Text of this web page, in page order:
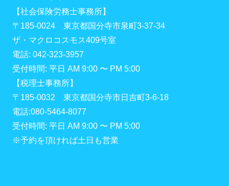
【社会保険労務士事務所】
〒185-0024 東京都国分寺市泉町3-37-34
ザ・マクロコスモス409号室
電話: 042-323-3957
受付時間: 平日 AM 9:00 〜 PM 5:00
【税理士事務所】
〒185-0032 東京都国分寺市日吉町3-6-18
電話:080-5464-8077
受付時間: 平日 AM 9:00 〜 PM 5:00
※予約を頂ければ土日も営業